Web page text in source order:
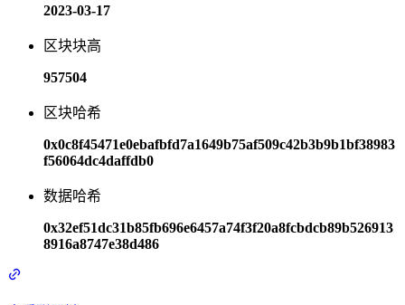
2023-03-17
区块块高
957504
区块哈希
0x0c8f45471e0ebafbfd7a1649b75af509c42b3b9b1bf38983
f56064dc4daffdb0
数据哈希
0x32ef51dc31b85fb696e6457a74f3f20a8fcbdcb89b526913
8916a8747e38d486